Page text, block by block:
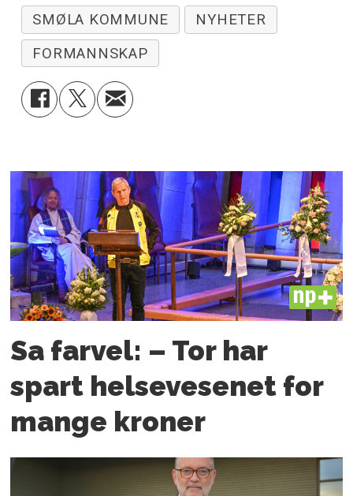
SMØLA KOMMUNE
NYHETER
FORMANNSKAP
PLUS
Sa farvel: – Tor har
spart helsevesenet for
mange kroner